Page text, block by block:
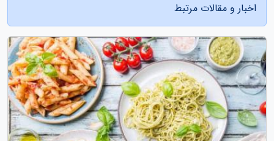
اخبار و مقالات مرتبط